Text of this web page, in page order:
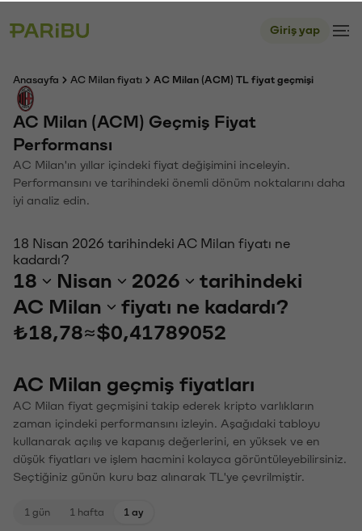
Giriş yap
Anasayfa AC Milan fiyatı AC Milan (ACM) TL fiyat geçmişi
AC Milan (ACM) Geçmiş Fiyat
Performansı
AC Milan'ın yıllar içindeki fiyat değişimini inceleyin.
Performansını ve tarihindeki önemli dönüm noktalarını daha
iyi analiz edin.
18 Nisan 2026 tarihindeki AC Milan fiyatı ne
kadardı?
18 Nisan 2026
tarihindeki
AC Milan
fiyatı ne kadardı?
₺18,78≈$0,41789052
AC Milan geçmiş fiyatları
AC Milan fiyat geçmişini takip ederek kripto varlıkların
zaman içindeki performansını izleyin. Aşağıdaki tabloyu
kullanarak açılış ve kapanış değerlerini, en yüksek ve en
düşük fiyatları ve işlem hacmini kolayca görüntüleyebilirsiniz.
Seçtiğiniz günün kuru baz alınarak TL'ye çevrilmiştir.
1 gün 1 hafta 1 ay